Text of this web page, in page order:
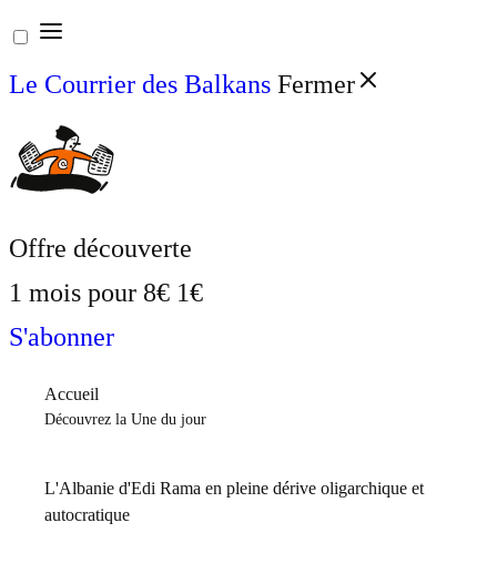
Aller
au
contenu
Le Courrier des Balkans Fermer
Offre découverte
1 mois pour 8€ 1€
S'abonner
Accueil
Découvrez la Une du jour
L'Albanie d'Edi Rama en pleine dérive oligarchique et
autocratique